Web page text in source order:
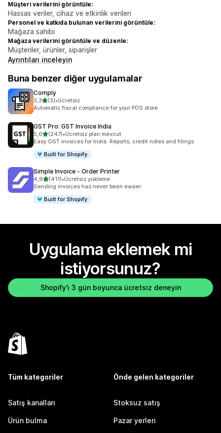
Müşteri verilerini görüntüle:
Hassas veriler, cihaz ve etkinlik verileri
Personel ve katkıda bulunan verilerini görüntüle:
Mağaza sahibi
Mağaza verilerini görüntüle ve düzenle:
Müşteriler, ürünler, siparişler
Ayrıntıları inceleyin
Buna benzer diğer uygulamalar
Comply
3,35 yıldız üzerinden
(3)
toplam 3 değerlendirme
•Ücretsiz
Automatic fiscal compliance for your POS store
GST Pro: GST Invoice India
5,05 yıldız üzerinden
(247)
toplam 247 değerlendirme
•Ücretsiz plan mevcut
Easy GST invoices for India. Reports, credit notes and filings
Built for Shopify
Simple Invoice ‑ Order Printer
4,95 yıldız üzerinden
(411)
toplam 411 değerlendirme
•Ücretsiz yükleme
Sending invoices has never been easier.
Built for Shopify
Uygulama eklemek mi
istiyorsunuz?
Shopify'ı 3 gün boyunca ücretsiz deneyin
Tüm kategoriler
Satış kanalları
Ürün bulma
Önde gelen kategoriler
Stoksuz satış
Pazar yerleri